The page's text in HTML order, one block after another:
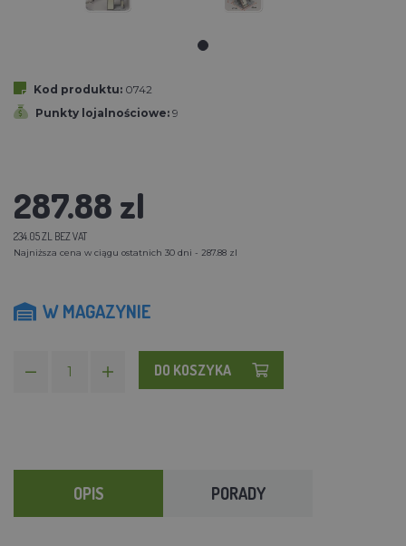
Kod produktu: 0742
Punkty lojalnościowe: 9
287.88 zl
234.05 ZL BEZ VAT
Najniższa cena w ciągu ostatnich 30 dni - 287.88 zl
W MAGAZYNIE
DO KOSZYKA
OPIS PORADY